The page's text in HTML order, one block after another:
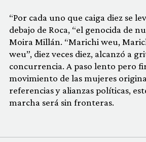
“Por cada uno que caiga diez se
debajo de Roca, “el genocida de
Moira Millán. “Marichi weu,
weu”, diez veces diez, alcanzó a
concurrencia. A paso lento pero
movimiento de las mujeres
referencias y alianzas políticas,
marcha será sin fronteras.